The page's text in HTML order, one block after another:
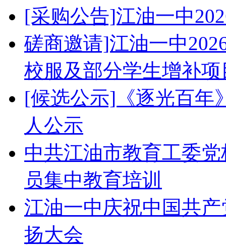
[采购公告]江油一中
磋商邀请]江油一中
校服及部分学生增补项
[候选公示]《逐光百年
人公示
中共江油市教育工委
员集中教育培训
江油一中庆祝中国共
扬大会